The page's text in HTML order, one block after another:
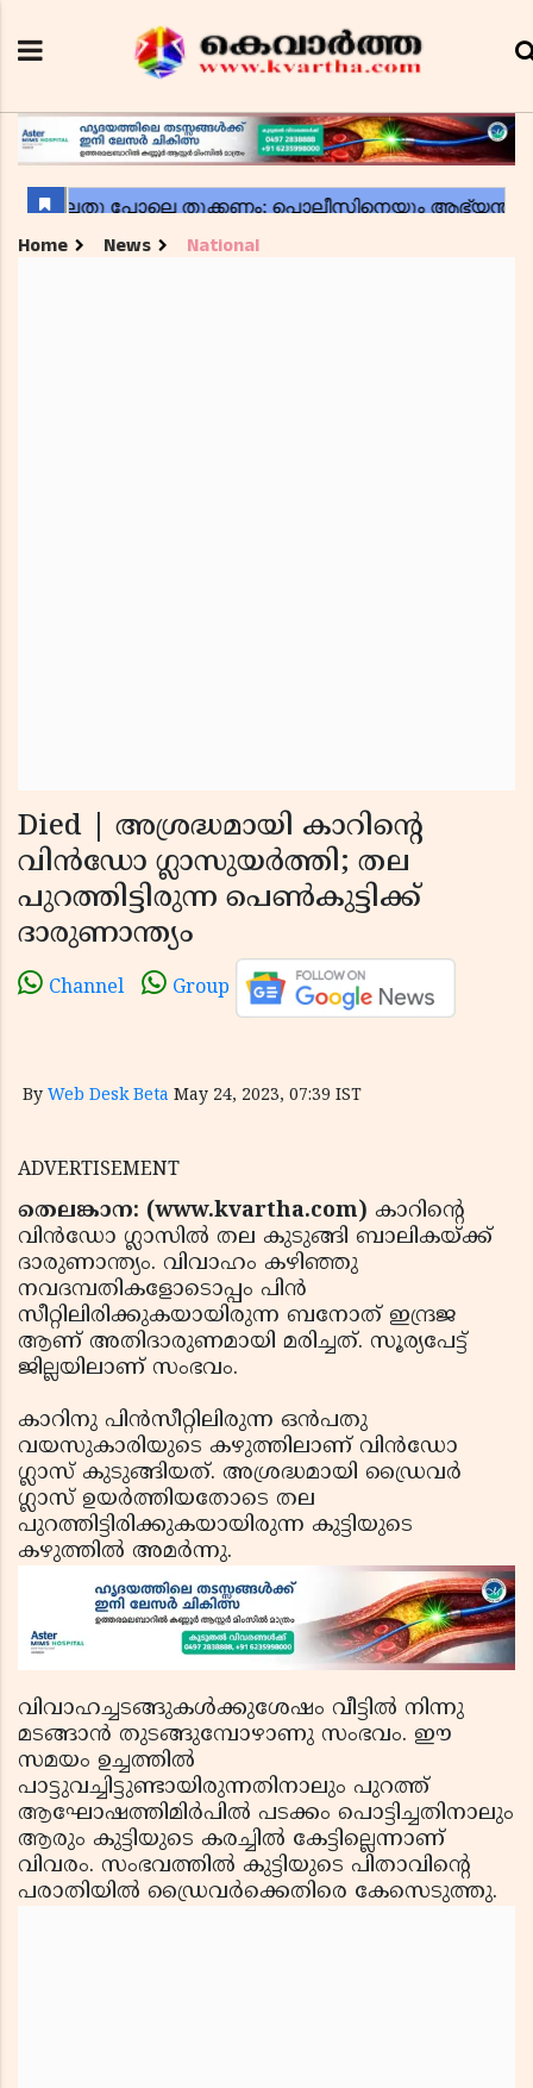
Home News National
Died | അശ്രദ്ധമായി കാറിന്റെ
വിന്‍ഡോ ഗ്ലാസുയര്‍ത്തി; തല
പുറത്തിട്ടിരുന്ന പെണ്‍കുട്ടിക്ക്
ദാരുണാന്ത്യം
Channel Group
By Web Desk Beta May 24, 2023, 07:39 IST
ADVERTISEMENT
തെലങ്കാന: (www.kvartha.com) കാറിന്റെ
വിന്‍ഡോ ഗ്ലാസില്‍ തല കുടുങ്ങി ബാലികയ്ക്ക്
ദാരുണാന്ത്യം. വിവാഹം കഴിഞ്ഞു
നവദമ്പതികളോടൊപ്പം പിന്‍
സീറ്റിലിരിക്കുകയായിരുന്ന ബനോത് ഇന്ദ്രജ
ആണ് അതിദാരുണമായി മരിച്ചത്. സൂര്യപേട്ട്
ജില്ലയിലാണ് സംഭവം.
കാറിനു പിന്‍സീറ്റിലിരുന്ന ഒന്‍പതു
വയസുകാരിയുടെ കഴുത്തിലാണ് വിന്‍ഡോ
ഗ്ലാസ് കുടുങ്ങിയത്. അശ്രദ്ധമായി ഡ്രൈവര്‍
ഗ്ലാസ് ഉയര്‍ത്തിയതോടെ തല
പുറത്തിട്ടിരിക്കുകയായിരുന്ന കുട്ടിയുടെ
കഴുത്തില്‍ അമര്‍ന്നു.
വിവാഹച്ചടങ്ങുകള്‍ക്കുശേഷം വീട്ടില്‍ നിന്നു
മടങ്ങാന്‍ തുടങ്ങുമ്പോഴാണു സംഭവം. ഈ
സമയം ഉച്ചത്തില്‍
പാട്ടുവച്ചിട്ടുണ്ടായിരുന്നതിനാലും പുറത്ത്
ആഘോഷത്തിമിര്‍പില്‍ പടക്കം പൊട്ടിച്ചതിനാലും
ആരും കുട്ടിയുടെ കരച്ചില്‍ കേട്ടില്ലെന്നാണ്
വിവരം. സംഭവത്തില്‍ കുട്ടിയുടെ പിതാവിന്റെ
പരാതിയില്‍ ഡ്രൈവര്‍ക്കെതിരെ കേസെടുത്തു.